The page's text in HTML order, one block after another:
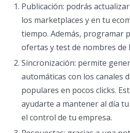
Publicación: podrás
los marketplaces y en tu
tiempo. Además, programar
ofertas y test de nombres de
Sincronización: permite
automáticas con los canales
populares en pocos clicks.
ayudarte a mantener al día
el control de tu empresa.